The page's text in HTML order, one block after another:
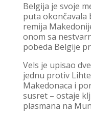
Belgija je svoje
puta okončavala
remija
onom sa
pobeda Belgije
Vels je upisao
jednu protiv
Makedonaca i
susret – ostaje
plasmana na